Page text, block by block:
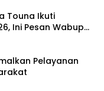
Touna Ikuti
Ini Pesan Wabup
Pelayanan